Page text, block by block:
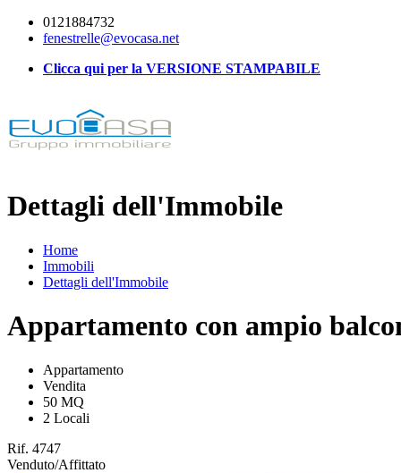
0121884732
fenestrelle@evocasa.net
Clicca qui per la VERSIONE STAMPABILE
Dettagli dell'Immobile
Home
Immobili
Dettagli dell'Immobile
Appartamento con ampio
Appartamento
Vendita
50 MQ
2 Locali
Rif. 4747
Venduto/Affittato